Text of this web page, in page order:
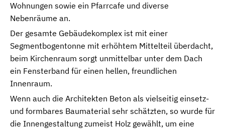
Wohnungen sowie ein Pfarrcafe und diverse
Nebenräume an.
Der gesamte Gebäudekomplex ist mit einer
Segmentbogentonne mit erhöhtem Mittelteil überdacht,
beim Kirchenraum sorgt unmittelbar unter dem Dach
ein Fensterband für einen hellen, freundlichen
Innenraum.
Wenn auch die Architekten Beton als vielseitig einsetz-
und formbares Baumaterial sehr schätzten, so wurde für
die Innengestaltung zumeist Holz gewählt, um eine